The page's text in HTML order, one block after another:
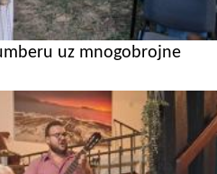
uz mnogobrojne